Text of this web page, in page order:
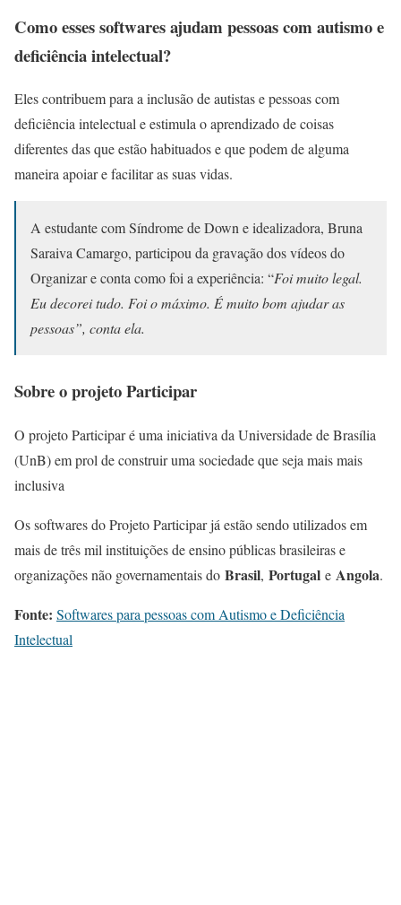
Como esses softwares ajudam pessoas com autismo e
deficiência intelectual?
Eles contribuem para a inclusão de autistas e pessoas com
deficiência intelectual e estimula o aprendizado de coisas
diferentes das que estão habituados e que podem de alguma
maneira apoiar e facilitar as suas vidas.
A estudante com Síndrome de Down e idealizadora, Bruna
Saraiva Camargo, participou da gravação dos vídeos do
Organizar e conta como foi a experiência: “Foi muito legal.
Eu decorei tudo. Foi o máximo. É muito bom ajudar as
pessoas”, conta ela.
Sobre o projeto Participar
O projeto Participar é uma iniciativa da Universidade de Brasília
(UnB) em prol de construir uma sociedade que seja mais mais
inclusiva
Os softwares do Projeto Participar já estão sendo utilizados em
mais de três mil instituições de ensino públicas brasileiras e
organizações não governamentais do Brasil, Portugal e Angola.
Fonte: Softwares para pessoas com Autismo e Deficiência
Intelectual